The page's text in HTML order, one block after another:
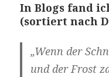
In Blogs fand
(sortiert nach
„Wenn der
und der Frost